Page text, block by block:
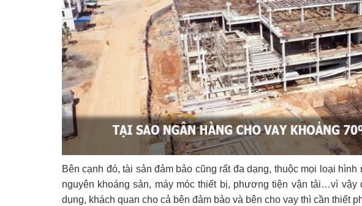
Bên cạnh đó, tài sản đảm bảo cũng rất đa dạng, thuộc mọi loại
nguyên khoáng sản, máy móc thiết bị, phương tiện vận tải…vì
dụng, khách quan cho cả bên đảm bảo và bên cho vay thì cần thiết